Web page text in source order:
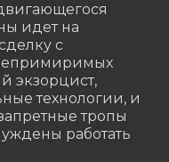
идет на
с
экзорцист,
технологии, и
тропы
работать